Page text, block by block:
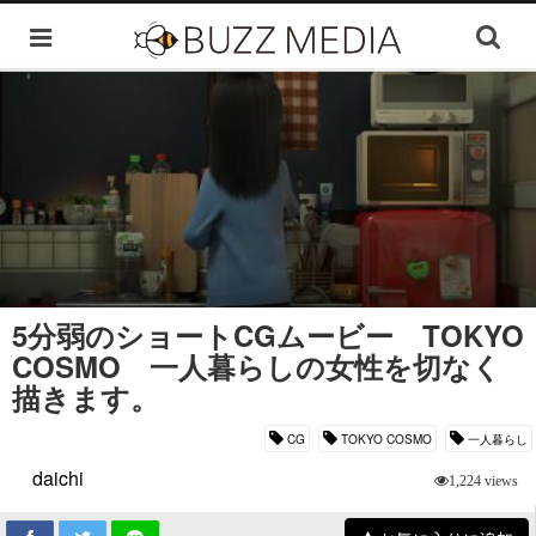
5分弱のショートCGムービー TOKYO
COSMO 一人暮らしの女性を切なく
描きます。
CG TOKYO COSMO 一人暮らし
daichi 1,224 views